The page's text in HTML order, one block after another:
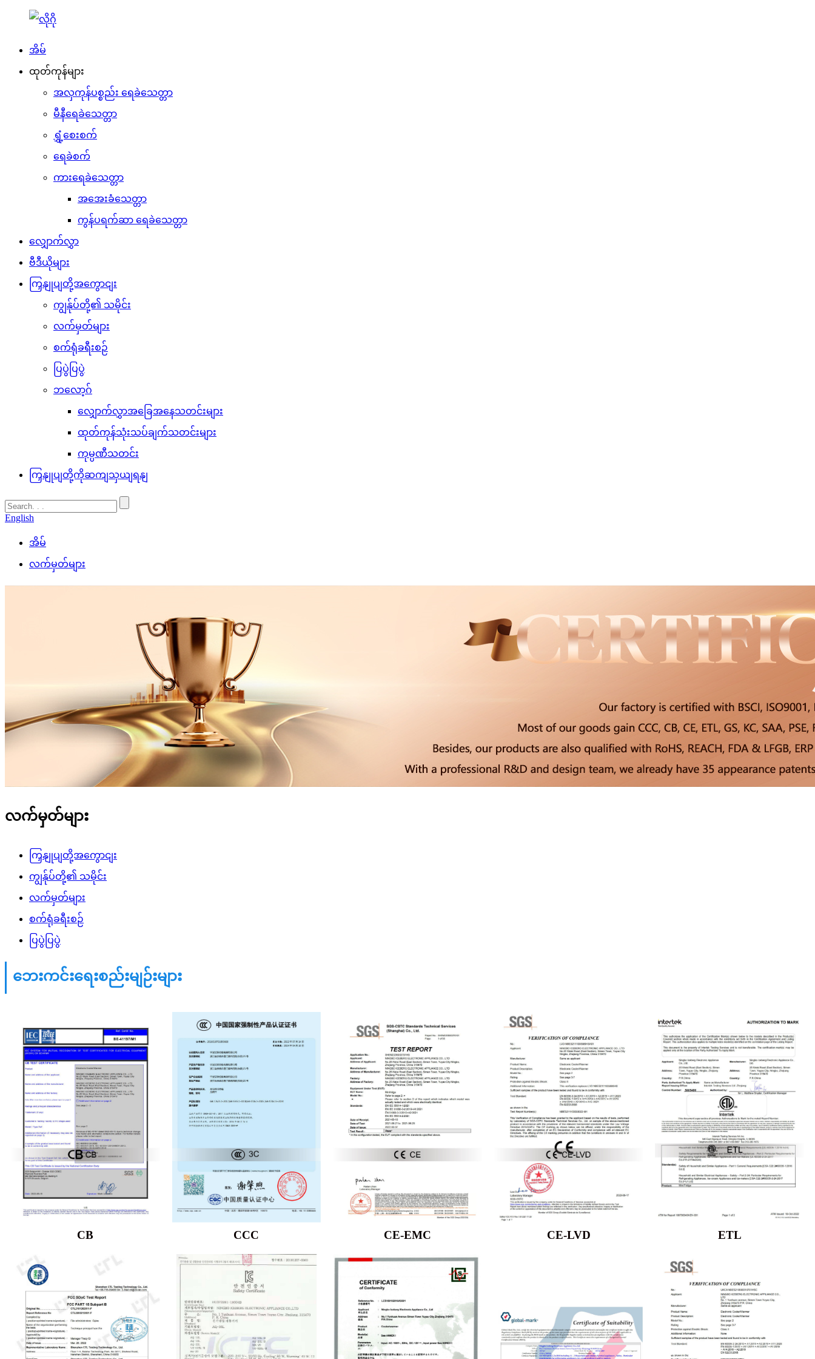
အိမ်
ထုတ်ကုန်များ
အလှကုန်ပစ္စည်း ရေခဲသေတ္တာ
မီနီရေခဲသေတ္တာ
ရွှံ့စေးစက်
ရေခဲစက်
ကားရေခဲသေတ္တာ
အအေးခံသေတ္တာ
ကွန်ပရက်ဆာ ရေခဲသေတ္တာ
လျှောက်လွှာ
ဗီဒီယိုများ
ကြှနျုပျတို့အကွောငျး
ကျွန်ုပ်တို့၏ သမိုင်း
လက်မှတ်များ
စက်ရုံခရီးစဉ်
ပြပွဲပြပွဲ
ဘလော့ဂ်
လျှောက်လွှာအခြေအနေသတင်းများ
ထုတ်ကုန်သုံးသပ်ချက်သတင်းများ
ကုမ္ပဏီသတင်း
ကြှနျုပျတို့ကိုဆကျသှယျရနျ
English
အိမ်
လက်မှတ်များ
လက်မှတ်များ
ကြှနျုပျတို့အကွောငျး
ကျွန်ုပ်တို့၏ သမိုင်း
လက်မှတ်များ
စက်ရုံခရီးစဉ်
ပြပွဲပြပွဲ
ဘေးကင်းရေးစည်းမျဉ်းများ
CB CCC CE-EMC CE-LVD ETL